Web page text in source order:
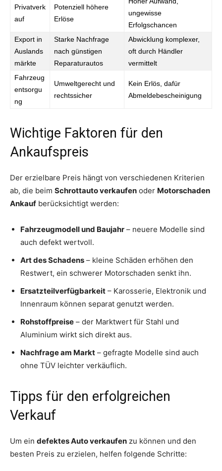
Privatverk
auf
Potenziell höhere
Erlöse
ungewisse
Erfolgschancen
Export in
Auslands
märkte
Starke Nachfrage
nach günstigen
Reparaturautos
Abwicklung komplexer,
oft durch Händler
vermittelt
Fahrzeug
entsorgu
ng
Umweltgerecht und
rechtssicher
Kein Erlös, dafür
Abmeldebescheinigung
Wichtige Faktoren für den
Ankaufspreis
Der erzielbare Preis hängt von verschiedenen Kriterien
ab, die beim Schrottauto verkaufen oder Motorschaden
Ankauf berücksichtigt werden:
Fahrzeugmodell und Baujahr – neuere Modelle sind
auch defekt wertvoll.
Art des Schadens – kleine Schäden erhöhen den
Restwert, ein schwerer Motorschaden senkt ihn.
Ersatzteilverfügbarkeit – Karosserie, Elektronik und
Innenraum können separat genutzt werden.
Rohstoffpreise – der Marktwert für Stahl und
Aluminium wirkt sich direkt aus.
Nachfrage am Markt – gefragte Modelle sind auch
ohne TÜV leichter verkäuflich.
Tipps für den erfolgreichen
Verkauf
Um ein defektes Auto verkaufen zu können und den
besten Preis zu erzielen, helfen folgende Schritte: